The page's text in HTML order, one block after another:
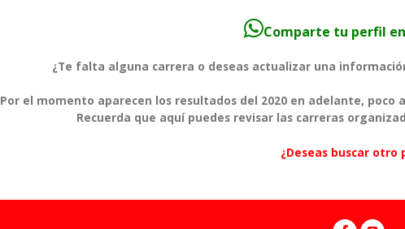
Comparte tu perfil
¿Te falta alguna carrera o deseas actualizar una
Por el momento aparecen los resultados del 2020 en adelante,
Recuerda que aquí puedes revisar las carreras
¿Deseas buscar otro